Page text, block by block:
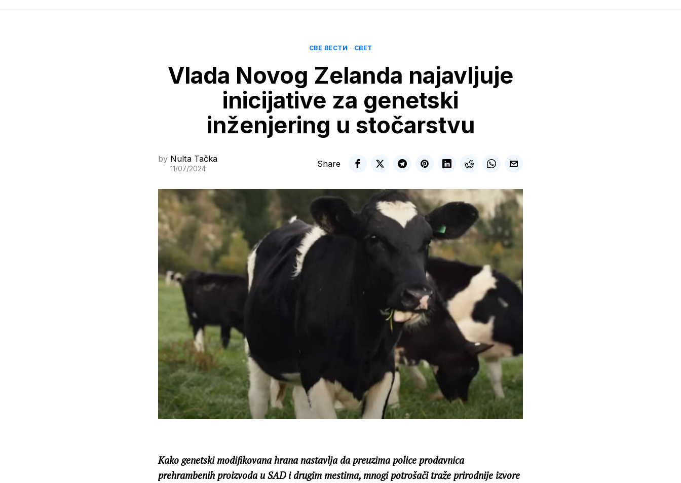
СВЕ ВЕСТИ · СВЕТ
Vlada Novog Zelanda najavljuje
inicijative za genetski
inženjering u stočarstvu
by Nulta Tačka
11/07/2024
Share
Kako genetski modifikovana hrana nastavlja da preuzima police prodavnica
prehrambenih proizvoda u SAD i drugim mestima, mnogi potrošači traže prirodnije izvore